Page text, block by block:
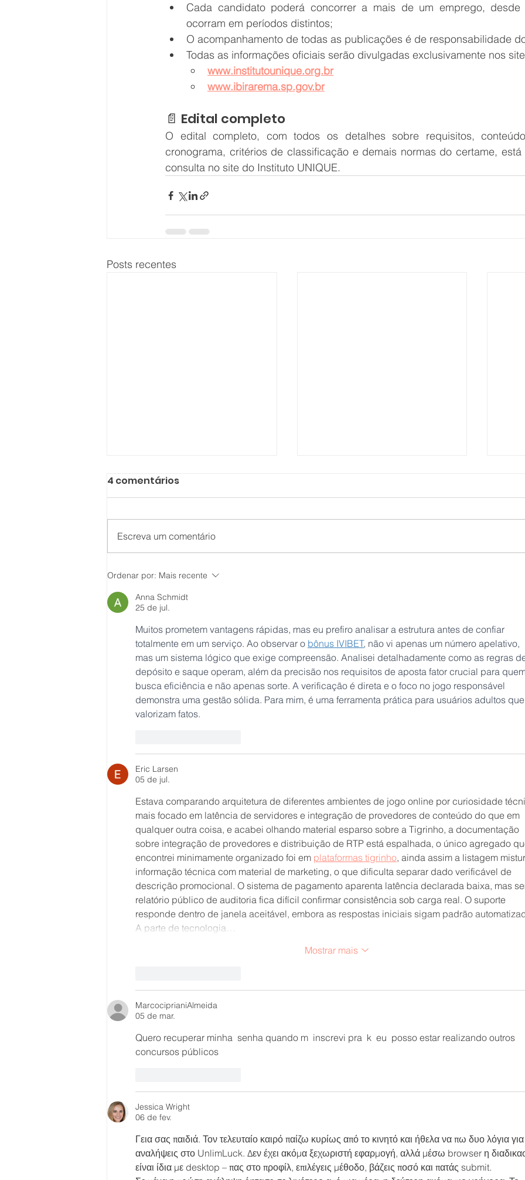
Cada candidato poderá concorrer a mais de um emprego,
ocorram em períodos distintos;
O acompanhamento de todas as publicações é de responsabilidade
Todas as informações oficiais serão divulgadas exclusivamente nos
www.institutounique.org.br
www.ibirarema.sp.gov.br
📄 Edital completo
O edital completo, com todos os detalhes sobre requisitos,
cronograma, critérios de classificação e demais normas do certame,
consulta no site do Instituto UNIQUE.
Posts recentes
Prefeitura de Ipaussu -
4 comentários
Escreva um comentário
Ordenar por: Mais recente
Anna Schmidt
25 de jul.
Muitos prometem vantagens rápidas, mas eu prefiro analisar a estrutura antes de confiar
totalmente em um serviço. Ao observar o bônus IVIBET, não vi apenas um número apelativo,
mas um sistema lógico que exige compreensão. Analisei detalhadamente como as regras
depósito e saque operam, além da precisão nos requisitos de aposta fator crucial para
busca eficiência e não apenas sorte. A verificação é direta e o foco no jogo responsável
demonstra uma gestão sólida. Para mim, é uma ferramenta prática para usuários adultos que
valorizam fatos.
Eric Larsen
05 de jul.
Estava comparando arquitetura de diferentes ambientes de jogo online por curiosidade
mais focado em latência de servidores e integração de provedores de conteúdo do que em
qualquer outra coisa, e acabei olhando material esparso sobre a Tigrinho, a documentação
sobre integração de provedores e distribuição de RTP está espalhada, o único agregado
encontrei minimamente organizado foi em plataformas tigrinho, ainda assim a listagem
informação técnica com material de marketing, o que dificulta separar dado verificável de
descrição promocional. O sistema de pagamento aparenta latência declarada baixa, mas
relatório público de auditoria fica difícil confirmar consistência sob carga real. O suporte
responde dentro de janela aceitável, embora as respostas iniciais sigam padrão
A parte de tecnologia…
Mostrar mais
MarcociprianiAlmeida
05 de mar.
Quero recuperar minha  senha quando m  inscrevi pra  k  eu  posso estar realizando outros
concursos públicos
Jessica Wright
06 de fev.
Γεια σας παιδιά. Τον τελευταίο καιρό παίζω κυρίως από το κινητό και ήθελα να πω δυο λόγια για
αναλήψεις στο UnlimLuck. Δεν έχει ακόμα ξεχωριστή εφαρμογή, αλλά μέσω browser η
είναι ίδια με desktop – πας στο προφίλ, επιλέγεις μέθοδο, βάζεις ποσό και πατάς submit.